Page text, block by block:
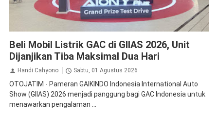
Beli Mobil Listrik GAC di GIIAS 2026, Unit
Dijanjikan Tiba Maksimal Dua Hari
Handi Cahyono Sabtu, 01 Agustus 2026
OTOJATIM - Pameran GAIKINDO Indonesia International Auto
Show (GIIAS) 2026 menjadi panggung bagi GAC Indonesia untuk
menawarkan pengalaman ...